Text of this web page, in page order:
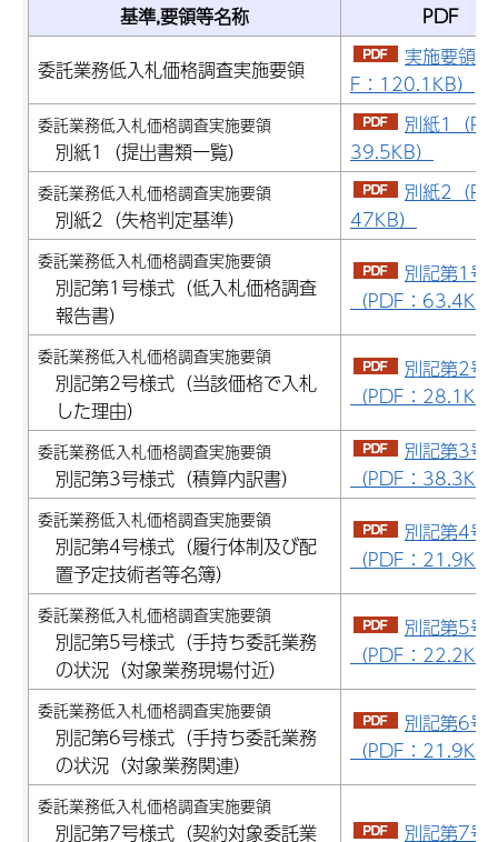
基準,要領等名称
PDF
委託業務低入札価格調査実施要領
実施要領
F：120.1KB）
委託業務低入札価格調査実施要領
別紙1（提出書類一覧）
別紙1（
39.5KB）
委託業務低入札価格調査実施要領
別紙2（失格判定基準）
別紙2（
47KB）
委託業務低入札価格調査実施要領
別記第1号様式（低入札価格調査
報告書）
別記第1号
（PDF：63.4KB
委託業務低入札価格調査実施要領
別記第2号様式（当該価格で入札
した理由）
別記第2号
（PDF：28.1KB
委託業務低入札価格調査実施要領
別記第3号様式（積算内訳書）
別記第3号
（PDF：38.3KB
委託業務低入札価格調査実施要領
別記第4号様式（履行体制及び配
置予定技術者等名簿）
別記第4号
（PDF：21.9KB
委託業務低入札価格調査実施要領
別記第5号様式（手持ち委託業務
の状況（対象業務現場付近）
別記第5号
（PDF：22.2KB
委託業務低入札価格調査実施要領
別記第6号様式（手持ち委託業務
の状況（対象業務関連）
別記第6号
（PDF：21.9KB
委託業務低入札価格調査実施要領
別記第7号様式（契約対象委託業
別記第7号